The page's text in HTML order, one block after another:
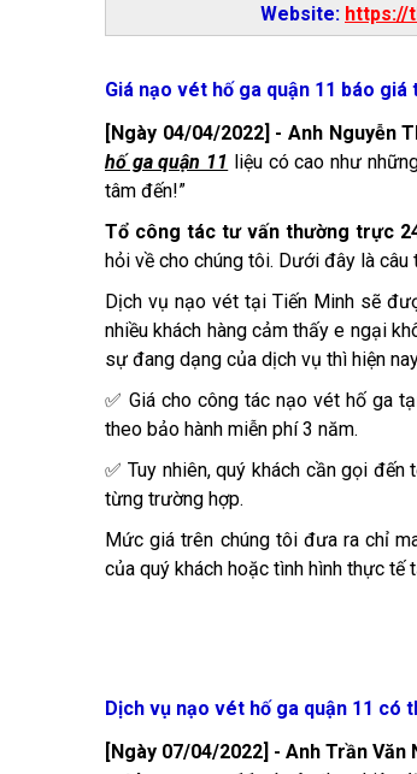
Website: https://
Giá nạo vét hố ga quận 11 báo
[Ngày 04/04/2022] - Anh Nguyễn
hố ga quận 11 liệu có cao như
tâm đến!”
Tổ công tác tư vấn thường trực
hỏi về cho chúng tôi. Dưới đây là câu
Dịch vụ nạo vét tại Tiến Minh sẽ
nhiều khách hàng cảm thấy e ngại
sự đang dạng của dịch vụ thì hiện
✅ Giá cho công tác nạo vét hố ga
theo bảo hành miễn phí 3 năm.
✅ Tuy nhiên, quý khách cần gọi đến
từng trường hợp.
Mức giá trên chúng tôi đưa ra chỉ
của quý khách hoặc tình hình thực tế
Dịch vụ nạo vét hố ga quận 11 có
[Ngày 07/04/2022] - Anh Trần Văn